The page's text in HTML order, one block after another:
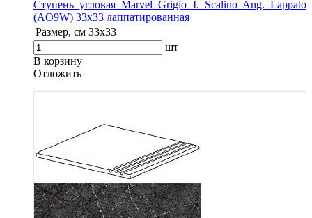
Ступень угловая Marvel Grigio I. Scalino Ang. Lappato
(AO9W) 33x33 лаппатированная
Размер, см 33x33
шт
В корзину
Oтложить